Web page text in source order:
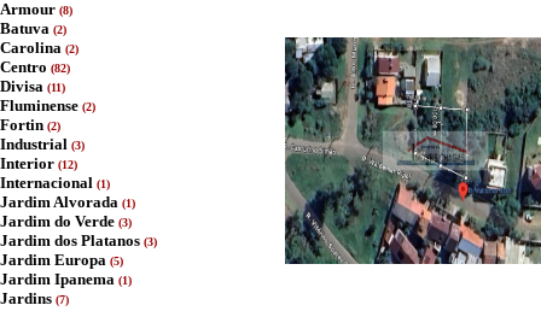
Armour (8)
Batuva (2)
Carolina (2)
Centro (82)
Divisa (11)
Fluminense (2)
Fortin (2)
Industrial (3)
Interior (12)
Internacional (1)
Jardim Alvorada (1)
Jardim do Verde (3)
Jardim dos Platanos (3)
Jardim Europa (5)
Jardim Ipanema (1)
Jardins (7)